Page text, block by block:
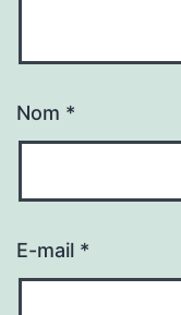
Nom *
E-mail *